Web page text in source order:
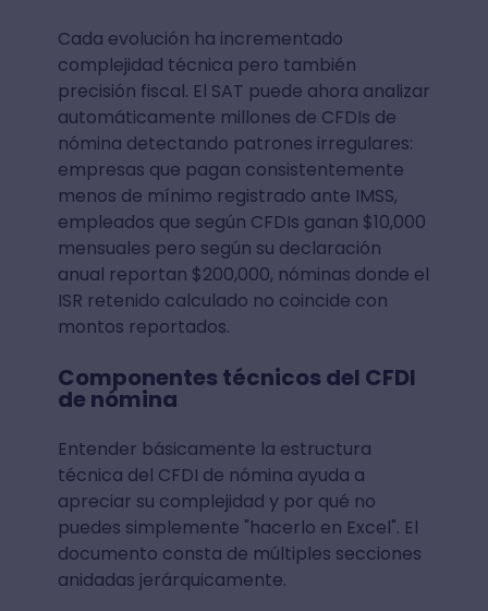
Cada evolución ha incrementado
complejidad técnica pero también
precisión fiscal. El SAT puede ahora analizar
automáticamente millones de CFDIs de
nómina detectando patrones irregulares:
empresas que pagan consistentemente
menos de mínimo registrado ante IMSS,
empleados que según CFDIs ganan $10,000
mensuales pero según su declaración
anual reportan $200,000, nóminas donde el
ISR retenido calculado no coincide con
montos reportados.
Componentes técnicos del CFDI
de nómina
Entender básicamente la estructura
técnica del CFDI de nómina ayuda a
apreciar su complejidad y por qué no
puedes simplemente "hacerlo en Excel". El
documento consta de múltiples secciones
anidadas jerárquicamente.